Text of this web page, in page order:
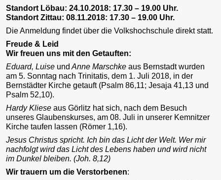
Standort Löbau: 24.10.2018: 17.30 – 19.00 Uhr.
Standort Zittau: 08.11.2018: 17.30 – 19.00 Uhr.
Die Anmeldung findet über die Volkshochschule direkt statt.
Freude & Leid
Wir freuen uns mit den Getauften:
Eduard, Luise und Anne Marschke aus Bernstadt wurden
am 5. Sonntag nach Trinitatis, dem 1. Juli 2018, in der
Bernstädter Kirche getauft (Psalm 86,11; Jesaja 41,13 und
Psalm 52,10).
Hardy Kliese aus Görlitz hat sich, nach dem Besuch
unseres Glaubenskurses, am 08. Juli in unserer Kemnitzer
Kirche taufen lassen (Römer 1,16).
Jesus Christus spricht. Ich bin das Licht der Welt. Wer mir
nachfolgt wird das Licht des Lebens haben und wird nicht
im Dunkel bleiben. (Joh. 8,12)
Wir trauern um die Verstorbenen: